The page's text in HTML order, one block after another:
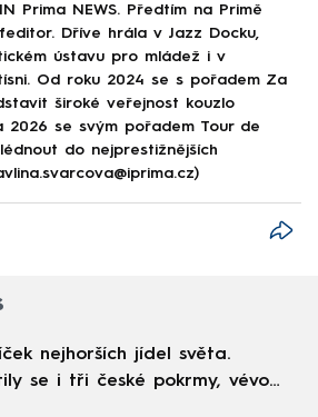
Prima NEWS. Předtím na Primě
Dříve hrála v Jazz Docku,
ústavu pro mládež i v
Od roku 2024 se s pořadem Za
široké veřejnost kouzlo
2026 se svým pořadem Tour de
do nejprestižnějších
nejhorších jídel světa.
se i tři české pokrmy, vévodí